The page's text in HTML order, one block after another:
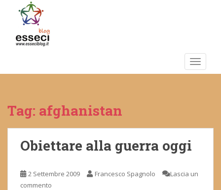
m
Tag: afghanistan
Obiettare alla guerra oggi
2 Settembre 2009 Francesco Spagnolo
Lascia un
commento